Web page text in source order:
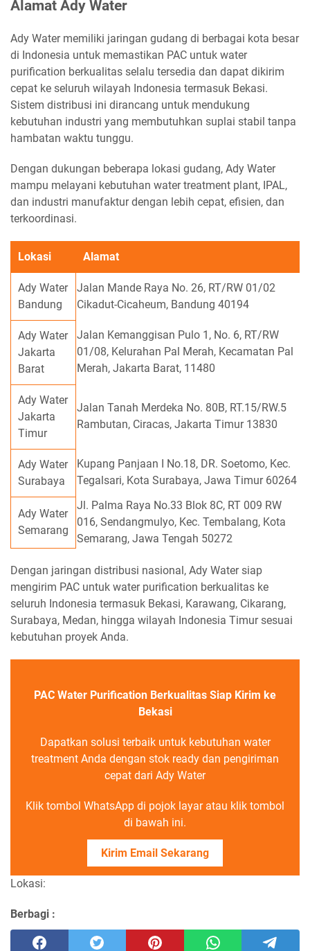
Alamat Ady Water
Ady Water memiliki jaringan gudang di berbagai kota besar
di Indonesia untuk memastikan PAC untuk water
purification berkualitas selalu tersedia dan dapat dikirim
cepat ke seluruh wilayah Indonesia termasuk Bekasi.
Sistem distribusi ini dirancang untuk mendukung
kebutuhan industri yang membutuhkan suplai stabil tanpa
hambatan waktu tunggu.
Dengan dukungan beberapa lokasi gudang, Ady Water
mampu melayani kebutuhan water treatment plant, IPAL,
dan industri manufaktur dengan lebih cepat, efisien, dan
terkoordinasi.
Lokasi Alamat
Ady Water
Bandung
Jalan Mande Raya No. 26, RT/RW 01/02
Cikadut-Cicaheum, Bandung 40194
Ady Water
Jakarta
Barat
Jalan Kemanggisan Pulo 1, No. 6, RT/RW
01/08, Kelurahan Pal Merah, Kecamatan Pal
Merah, Jakarta Barat, 11480
Ady Water
Jakarta
Timur
Jalan Tanah Merdeka No. 80B, RT.15/RW.5
Rambutan, Ciracas, Jakarta Timur 13830
Ady Water
Surabaya
Kupang Panjaan I No.18, DR. Soetomo, Kec.
Tegalsari, Kota Surabaya, Jawa Timur 60264
Ady Water
Semarang
Jl. Palma Raya No.33 Blok 8C, RT 009 RW
016, Sendangmulyo, Kec. Tembalang, Kota
Semarang, Jawa Tengah 50272
Dengan jaringan distribusi nasional, Ady Water siap
mengirim PAC untuk water purification berkualitas ke
seluruh Indonesia termasuk Bekasi, Karawang, Cikarang,
Surabaya, Medan, hingga wilayah Indonesia Timur sesuai
kebutuhan proyek Anda.
PAC Water Purification Berkualitas Siap Kirim ke
Bekasi
Dapatkan solusi terbaik untuk kebutuhan water
treatment Anda dengan stok ready dan pengiriman
cepat dari Ady Water
Klik tombol WhatsApp di pojok layar atau klik tombol
di bawah ini.
Kirim Email Sekarang
Lokasi:
Berbagi :